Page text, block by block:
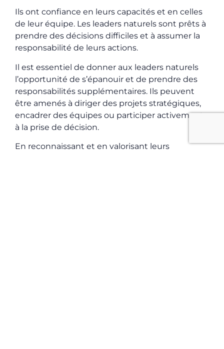
Ils ont confiance en leurs capacités et en celles
de leur équipe. Les leaders naturels sont prêts à
prendre des décisions difficiles et à assumer la
responsabilité de leurs actions.
Il est essentiel de donner aux leaders naturels
l’opportunité de s’épanouir et de prendre des
responsabilités supplémentaires. Ils peuvent
être amenés à diriger des projets stratégiques,
encadrer des équipes ou participer activement
à la prise de décision.
En reconnaissant et en valorisant leurs